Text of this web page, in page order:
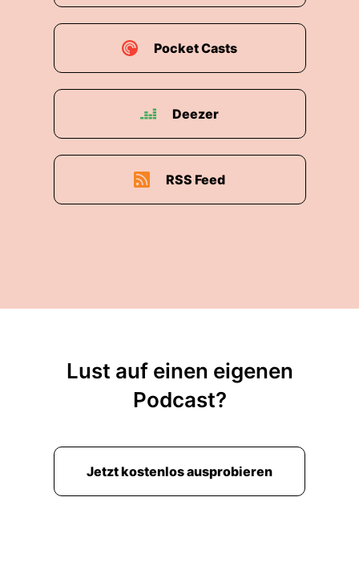
Pocket Casts
Deezer
RSS Feed
Lust auf einen eigenen
Podcast?
Jetzt kostenlos ausprobieren